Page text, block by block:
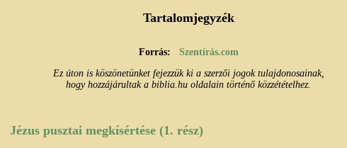
Tartalomjegyzék
Forrás:
Szentírás.com
Ez úton is köszönetünket fejezzük ki a szerzői jogok tulajdonosainak,
hogy hozzájárultak a biblia.hu oldalain történő közzétételhez.
Jézus pusztai megkísértése (1. rész)